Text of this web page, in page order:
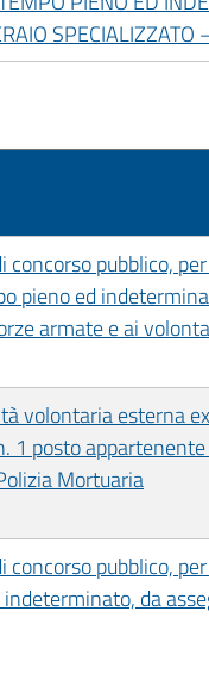
pubblico,
pieno ed
armate e ai
volontaria esterna
1 posto
Mortuaria
pubblico,
da